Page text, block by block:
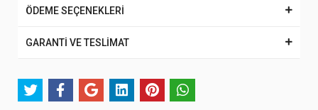
ÖDEME SEÇENEKLERİ
GARANTİ VE TESLİMAT